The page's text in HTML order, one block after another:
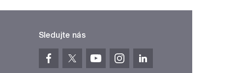
Sledujte nás